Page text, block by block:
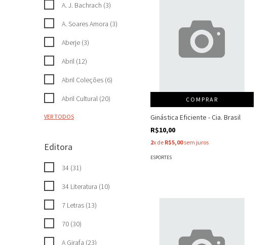
A. J. Bachrach (3)
A. Soares Amora (3)
Aberje (3)
Abril (12)
Abril Coleções (6)
Abril Cultural (20)
VER TODOS
Editora
34 (31)
34 Literatura (10)
7 Letras (13)
70 (30)
A Girafa (23)
COMPRAR
Ginástica Eficiente - Cia. Brasil
R$10,00
2x de R$5,00sem juros
ESPORTES